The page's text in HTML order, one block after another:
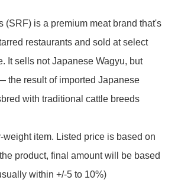
(SRF) is a premium meat brand that's
restaurants and sold at select
It sells not Japanese Wagyu, but
the result of imported Japanese
with traditional cattle breeds
weight item. Listed price is based on
product, final amount will be based